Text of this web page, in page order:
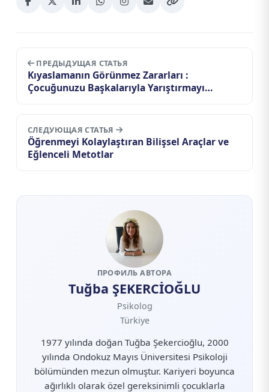
ПРЕДЫДУЩАЯ СТАТЬЯ
Kıyaslamanın Görünmez Zararları :
Çocuğunuzu Başkalarıyla Yarıştırmayı
СЛЕДУЮЩАЯ СТАТЬЯ
Öğrenmeyi Kolaylaştıran Bilişsel Araçlar ve
Eğlenceli Metotlar
ПРОФИЛЬ АВТОРА
Tuğba ŞEKERCİOĞLU
Psikolog
Türkiye
1977 yılında doğan Tuğba Şekercioğlu, 2000
yılında Ondokuz Mayıs Üniversitesi Psikoloji
bölümünden mezun olmuştur. Kariyeri boyunca
ağırlıklı olarak özel gereksinimli çocuklarla